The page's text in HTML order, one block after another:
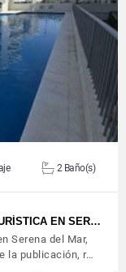
2 Baño(s)
EN SER…
Serena del Mar,
la publicación, r…